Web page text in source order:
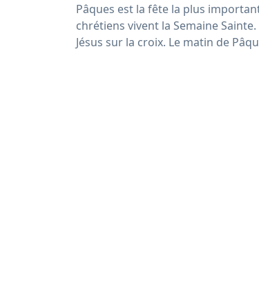
Pâques est la fête la plus
chrétiens vivent la Semaine
Jésus sur la croix. Le matin de